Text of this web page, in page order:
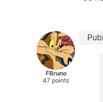
FBruno
47 points